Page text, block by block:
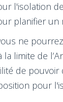
l'isolation
planifier un
ne
limite de
de
pour